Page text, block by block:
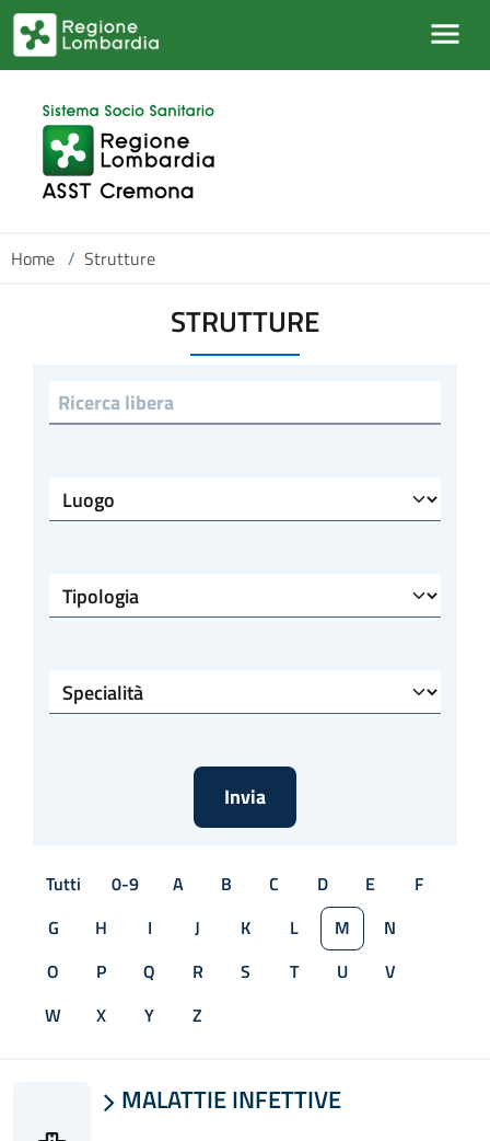
Salta al contenuto principale
Home / Strutture
STRUTTURE
Ricerca libera
Luogo
Tipologia
Specialità
Tutti 0-9 A B C D E
F
G
H I J K L M
N
O
P Q R S T U
V
W
X Y Z
 MALATTIE INFETTIVE